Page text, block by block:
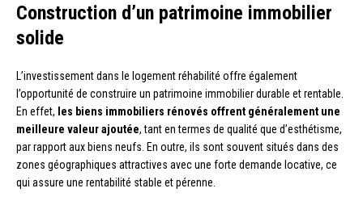
Construction d’un patrimoine immobilier
solide
L’investissement dans le logement réhabilité offre également
l’opportunité de construire un patrimoine immobilier durable et rentable.
En effet, les biens immobiliers rénovés offrent généralement une
meilleure valeur ajoutée, tant en termes de qualité que d’esthétisme,
par rapport aux biens neufs. En outre, ils sont souvent situés dans des
zones géographiques attractives avec une forte demande locative, ce
qui assure une rentabilité stable et pérenne.